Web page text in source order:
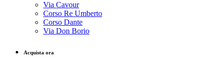
Via Cavour
Corso Re Umberto
Corso Dante
Via Don Borio
Acquista ora